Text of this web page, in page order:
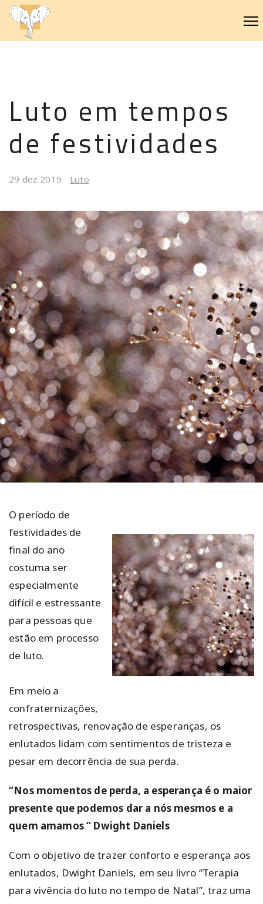
Luto em tempos
de festividades
29 dez 2019 Luto
O período de
festividades de
final do ano
costuma ser
especialmente
difícil e estressante
para pessoas que
estão em processo
de luto.
Em meio a
confraternizações,
retrospectivas, renovação de esperanças, os
enlutados lidam com sentimentos de tristeza e
pesar em decorrência de sua perda.
“Nos momentos de perda, a esperança é o maior
presente que podemos dar a nós mesmos e a
quem amamos “ Dwight Daniels
Com o objetivo de trazer conforto e esperança aos
enlutados, Dwight Daniels, em seu livro “Terapia
para vivência do luto no tempo de Natal”, traz uma